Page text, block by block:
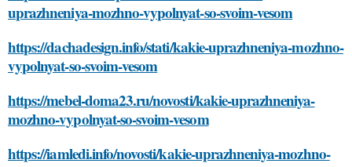
uprazhneniya-mozhno-vypolnyat-so-svoim-vesom
https://dachadesign.info/stati/kakie-uprazhneniya-mozhno-
vypolnyat-so-svoim-vesom
https://mebel-doma23.ru/novosti/kakie-uprazhneniya-
mozhno-vypolnyat-so-svoim-vesom
https://iamledi.info/novosti/kakie-uprazhneniya-mozhno-